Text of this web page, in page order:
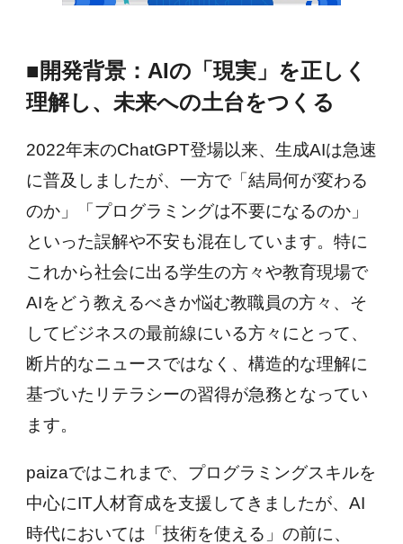
■開発背景：AIの「現実」を正しく
理解し、未来への土台をつくる
2022年末のChatGPT登場以来、生成AIは急速
に普及しましたが、一方で「結局何が変わる
のか」「プログラミングは不要になるのか」
といった誤解や不安も混在しています。特に
これから社会に出る学生の方々や教育現場で
AIをどう教えるべきか悩む教職員の方々、そ
してビジネスの最前線にいる方々にとって、
断片的なニュースではなく、構造的な理解に
基づいたリテラシーの習得が急務となってい
ます。
paizaではこれまで、プログラミングスキルを
中心にIT人材育成を支援してきましたが、AI
時代においては「技術を使える」の前に、